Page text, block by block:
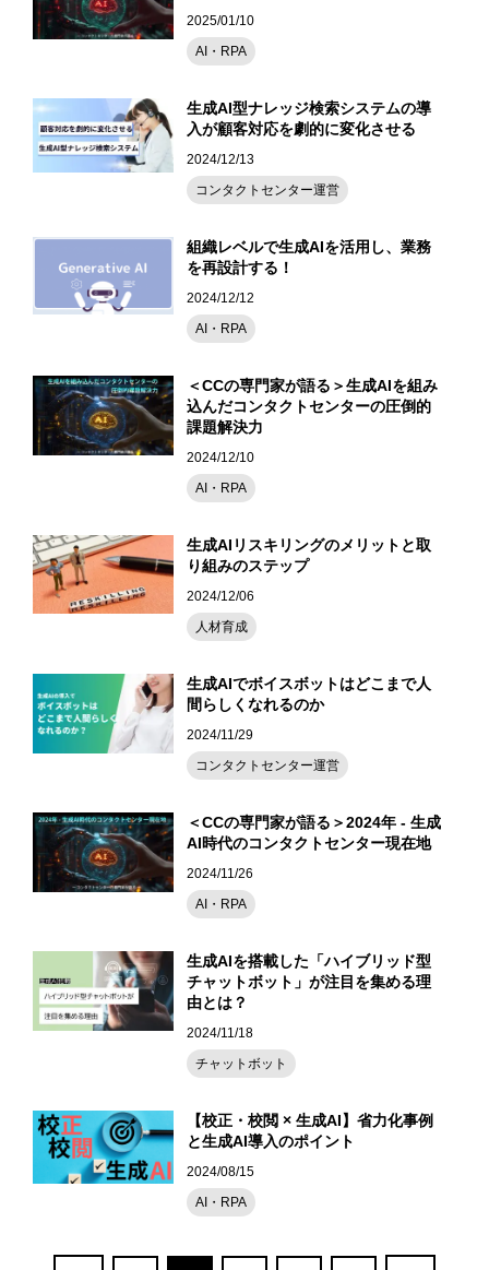
2025/01/10
AI・RPA
生成AI型ナレッジ検索システムの導
入が顧客対応を劇的に変化させる
2024/12/13
コンタクトセンター運営
組織レベルで生成AIを活用し、業務
を再設計する！
2024/12/12
AI・RPA
＜CCの専門家が語る＞生成AIを組み
込んだコンタクトセンターの圧倒的
課題解決力
2024/12/10
AI・RPA
生成AIリスキリングのメリットと取
り組みのステップ
2024/12/06
人材育成
生成AIでボイスボットはどこまで人
間らしくなれるのか
2024/11/29
コンタクトセンター運営
＜CCの専門家が語る＞2024年 - 生成
AI時代のコンタクトセンター現在地
2024/11/26
AI・RPA
生成AIを搭載した「ハイブリッド型
チャットボット」が注目を集める理
由とは？
2024/11/18
チャットボット
【校正・校閲 × 生成AI】省力化事例
と生成AI導入のポイント
2024/08/15
AI・RPA